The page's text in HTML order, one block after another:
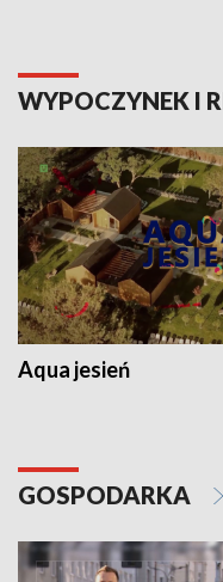
WYPOCZYNEK I
Aqua jesień
GOSPODARKA